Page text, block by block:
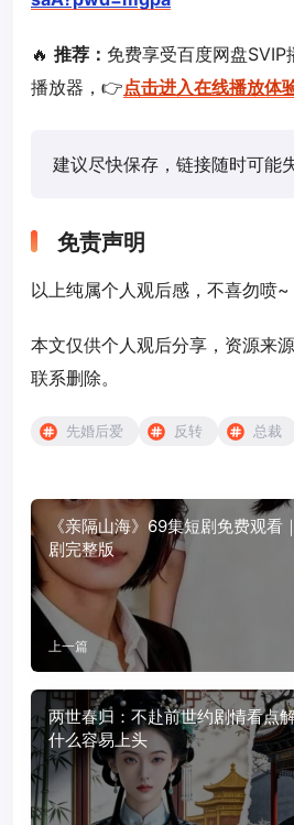
🔥 推荐： 免费享受百度网盘
播放器，👉点击进入在线播放体
建议尽快保存，链接随时可能
免责声明
以上纯属个人观后感，不喜勿喷~
本文仅供个人观后分享，资源来
联系删除。
先婚后爱 反转 总裁
《亲隔山海》69集短剧免费观看
剧完整版
上一篇
两世春归：不赴前世约剧情看点
什么容易上头